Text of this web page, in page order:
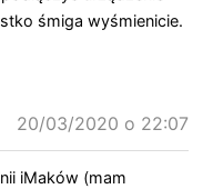
śmiga wyśmienicie.
20/03/2020 o 22:07
iMaków (mam